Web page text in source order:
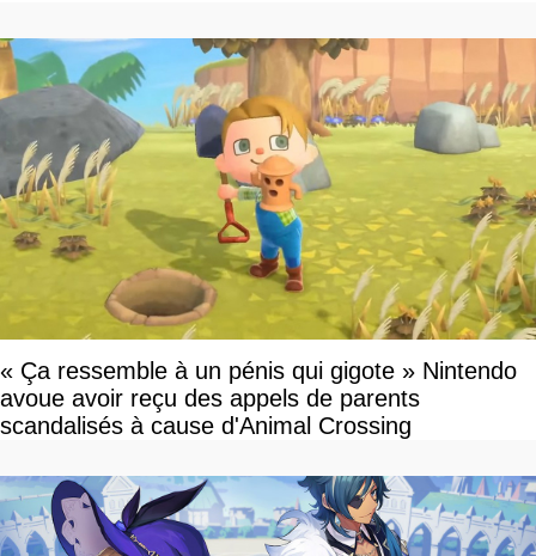
« Ça ressemble à un pénis qui gigote » Nintendo
avoue avoir reçu des appels de parents
scandalisés à cause d'Animal Crossing